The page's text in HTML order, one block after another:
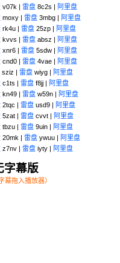
v07k | 雷盘 8c2s | 阿里盘
moxy | 雷盘 3mbg | 阿里盘
rk4u | 雷盘 25zp | 阿里盘
kvvs | 雷盘 absz | 阿里盘
xnr6 | 雷盘 5sdw | 阿里盘
cnd0 | 雷盘 4vae | 阿里盘
sziz | 雷盘 wiyg | 阿里盘
c1ts | 雷盘 f8jj | 阿里盘
kn49 | 雷盘 w59n | 阿里盘
2tqc | 雷盘 usd9 | 阿里盘
5zat | 雷盘 cvvt | 阿里盘
tbzu | 雷盘 9uin | 阿里盘
20mk | 雷盘 ywuu | 阿里盘
z7nv | 雷盘 iyty | 阿里盘
幕版
幕拖入播放器）